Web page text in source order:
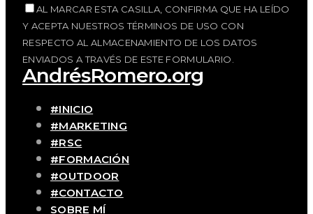
AL MARCAR ESTA CASILLA, CONFIRMA QUE HA LEÍDO
Y ACEPTA NUESTROS TÉRMINOS DE USO CON
RESPECTO AL ALMACENAMIENTO DE LOS DATOS
ENVIADOS A TRAVÉS DE ESTE FORMULARIO.
AndrésRomero.org
#INICIO
#MARKETING
#RSC
#FORMACIÓN
#OUTDOOR
#CONTACTO
SOBRE MÍ